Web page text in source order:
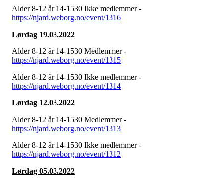
Alder 8-12 år 14-1530 Ikke medlemmer -
https://njard.weborg.no/event/1316
Lørdag 19.03.2022
Alder 8-12 år 14-1530 Medlemmer -
https://njard.weborg.no/event/1315
Alder 8-12 år 14-1530 Ikke medlemmer -
https://njard.weborg.no/event/1314
Lørdag 12.03.2022
Alder 8-12 år 14-1530 Medlemmer -
https://njard.weborg.no/event/1313
Alder 8-12 år 14-1530 Ikke medlemmer -
https://njard.weborg.no/event/1312
Lørdag 05.03.2022